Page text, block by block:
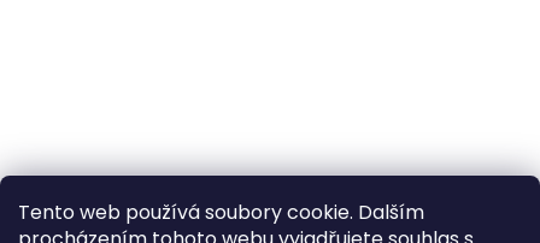
Tento web používá soubory cookie. Dalším